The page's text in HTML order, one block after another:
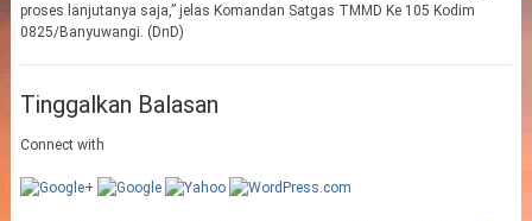
proses lanjutanya saja,” jelas Komandan Satgas TMMD Ke 105 Kodim
0825/Banyuwangi. (DnD)
Tinggalkan Balasan
Connect with